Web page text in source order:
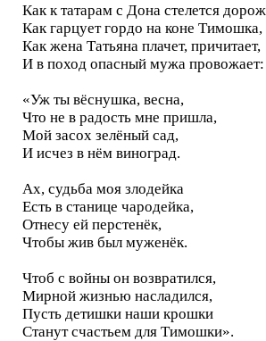
Как к татарам с Дона стелется
Как гарцует гордо на коне Тимошка,
Как жена Татьяна плачет, причитает,
И в поход опасный мужа провожает:
«Уж ты вёснушка, весна,
Что не в радость мне пришла,
Мой засох зелёный сад,
И исчез в нём виноград.
Ах, судьба моя злодейка
Есть в станице чародейка,
Отнесу ей перстенёк,
Чтобы жив был муженёк.
Чтоб с войны он возвратился,
Мирной жизнью насладился,
Пусть детишки наши крошки
Станут счастьем для Тимошки».